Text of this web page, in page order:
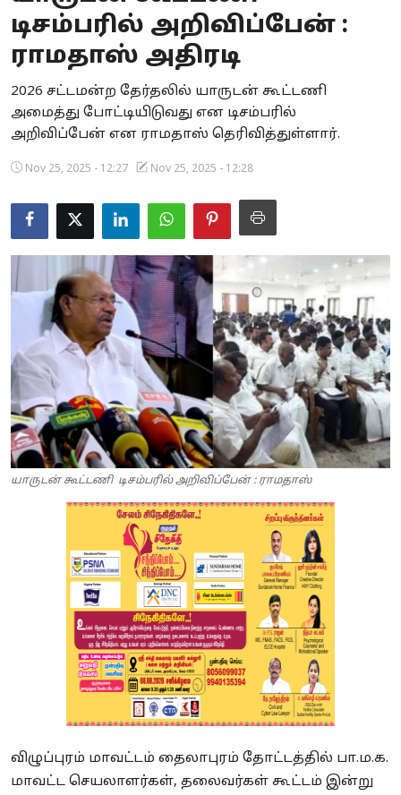
Business
Crime
Tamilnadu
National
Astrology
Spirituality
Weather
Politics
டிசம்பரில் அறிவிப்பேன் :
ராமதாஸ் அதிரடி
2026 சட்டமன்ற தேர்தலில் யாருடன் கூட்டணி
அமைத்து போட்டியிடுவது என டிசம்பரில்
அறிவிப்பேன் என ராமதாஸ் தெரிவித்துள்ளார்.
Nov 25, 2025 - 12:27 Nov 25, 2025 - 12:28
யாருடன் கூட்டணி டிசம்பரில் அறிவிப்பேன் : ராமதாஸ்
விழுப்புரம் மாவட்டம் தைலாபுரம் தோட்டத்தில் பா.ம.க.
மாவட்ட செயலாளர்கள், தலைவர்கள் கூட்டம் இன்று